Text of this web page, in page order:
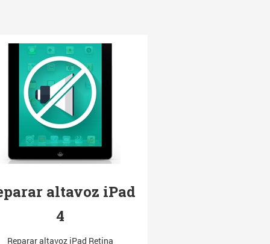
altavoz iPad
4
Reparar altavoz iPad Retina